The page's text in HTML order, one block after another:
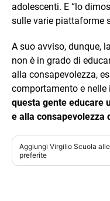
adolescenti. E “lo
sulle varie piattaforme
A suo avviso, dunque,
non è in grado di
alla consapevolezza,
comportamento e nelle
questa gente educare
e alla consapevolezza
Aggiungi Virgilio Scuola
preferite